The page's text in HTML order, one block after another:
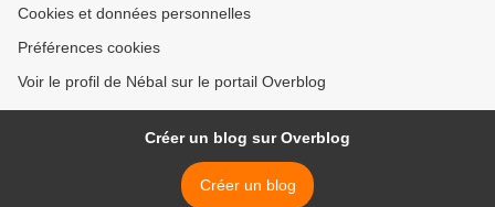
Cookies et données personnelles
Préférences cookies
Voir le profil de Nébal sur le portail Overblog
Créer un blog sur Overblog
Créer un blog